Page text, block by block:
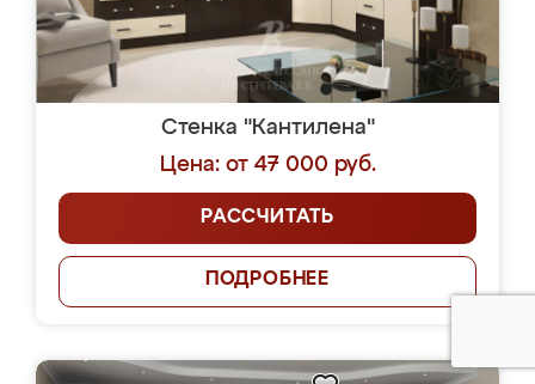
Стенка "Кантилена"
Цена: от 47 000 руб.
РАССЧИТАТЬ
ПОДРОБНЕЕ